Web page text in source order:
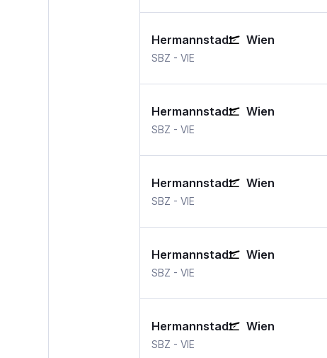
Hermannstadt Wien
SBZ Hermannstadt Sibiu
- VIE
Hermannstadt Wien
SBZ Hermannstadt Sibiu
- VIE
Hermannstadt Wien
SBZ Hermannstadt Sibiu
- VIE
Hermannstadt Wien
SBZ Hermannstadt Sibiu
- VIE
Hermannstadt Wien
SBZ Hermannstadt Sibiu
- VIE